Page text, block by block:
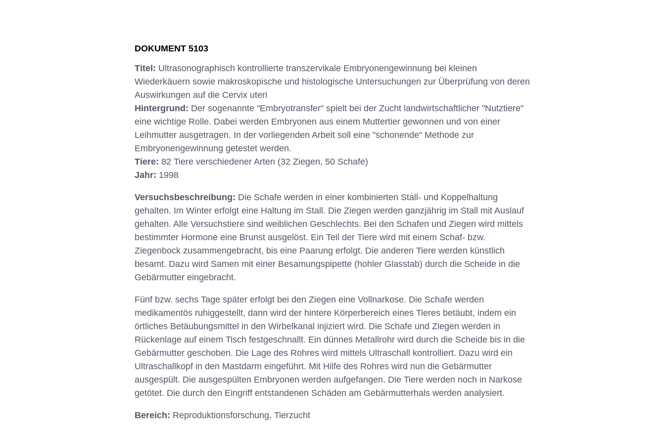
DOKUMENT 5103
Titel: Ultrasonographisch kontrollierte transzervikale Embryonengewinnung bei kleinen
Wiederkäuern sowie makroskopische und histologische Untersuchungen zur Überprüfung von deren
Auswirkungen auf die Cervix uteri
Hintergrund: Der sogenannte "Embryotransfer" spielt bei der Zucht landwirtschaftlicher "Nutztiere"
eine wichtige Rolle. Dabei werden Embryonen aus einem Muttertier gewonnen und von einer
Leihmutter ausgetragen. In der vorliegenden Arbeit soll eine "schonende" Methode zur
Embryonengewinnung getestet werden.
Tiere: 82 Tiere verschiedener Arten (32 Ziegen, 50 Schafe)
Jahr: 1998
Versuchsbeschreibung: Die Schafe werden in einer kombinierten Stall- und Koppelhaltung
gehalten. Im Winter erfolgt eine Haltung im Stall. Die Ziegen werden ganzjährig im Stall mit Auslauf
gehalten. Alle Versuchstiere sind weiblichen Geschlechts. Bei den Schafen und Ziegen wird mittels
bestimmter Hormone eine Brunst ausgelöst. Ein Teil der Tiere wird mit einem Schaf- bzw.
Ziegenbock zusammengebracht, bis eine Paarung erfolgt. Die anderen Tiere werden künstlich
besamt. Dazu wird Samen mit einer Besamungspipette (hohler Glasstab) durch die Scheide in die
Gebärmutter eingebracht.
Fünf bzw. sechs Tage später erfolgt bei den Ziegen eine Vollnarkose. Die Schafe werden
medikamentös ruhiggestellt, dann wird der hintere Körperbereich eines Tieres betäubt, indem ein
örtliches Betäubungsmittel in den Wirbelkanal injiziert wird. Die Schafe und Ziegen werden in
Rückenlage auf einem Tisch festgeschnallt. Ein dünnes Metallrohr wird durch die Scheide bis in die
Gebärmutter geschoben. Die Lage des Rohres wird mittels Ultraschall kontrolliert. Dazu wird ein
Ultraschallkopf in den Mastdarm eingeführt. Mit Hilfe des Rohres wird nun die Gebärmutter
ausgespült. Die ausgespülten Embryonen werden aufgefangen. Die Tiere werden noch in Narkose
getötet. Die durch den Eingriff entstandenen Schäden am Gebärmutterhals werden analysiert.
Bereich: Reproduktionsforschung, Tierzucht